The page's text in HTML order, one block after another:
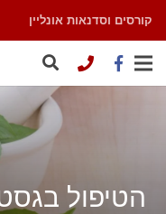
קורסים וסדנאות אונליין
הטיפול